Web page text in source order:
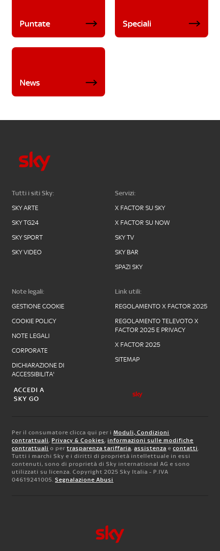
Puntate Speciali
News
Tutti i siti Sky:
SKY ARTE
SKY TG24
SKY SPORT
SKY VIDEO
Servizi:
X FACTOR SU SKY
X FACTOR SU NOW
SKY TV
SKY BAR
SPAZI SKY
Note legali:
GESTIONE COOKIE
COOKIE POLICY
NOTE LEGALI
CORPORATE
DICHIARAZIONE DI
ACCESSIBILITA'
Link utili:
REGOLAMENTO X FACTOR 2025
REGOLAMENTO TELEVOTO X
FACTOR 2025 E PRIVACY
X FACTOR 2025
SITEMAP
ACCEDI A
SKY GO
Per il consumatore clicca qui per i Moduli, Condizioni
contrattuali, Privacy & Cookies, informazioni sulle modifiche
contrattuali o per trasparenza tariffaria, assistenza e contatti.
Tutti i marchi Sky e i diritti di proprietà intellettuale in essi
contenuti, sono di proprietà di Sky international AG e sono
utilizzati su licenza. Copyright 2025 Sky Italia - P.IVA
04619241005. Segnalazione Abusi